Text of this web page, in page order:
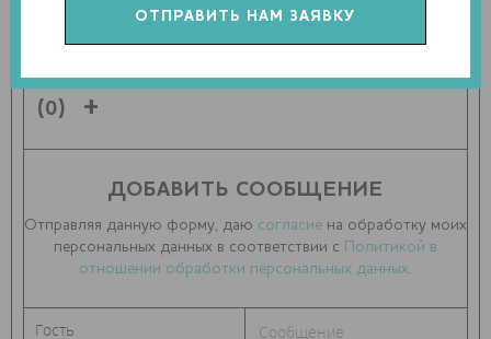
ПОКАЗАТЬ КОММЕНТАРИИ К СТАТЬЕ
(0)
ДОБАВИТЬ СООБЩЕНИЕ
Отправляя данную форму, даю согласие на обработку моих
персональных данных в соответствии с
Политикой в
отношении обработки персональных данных.